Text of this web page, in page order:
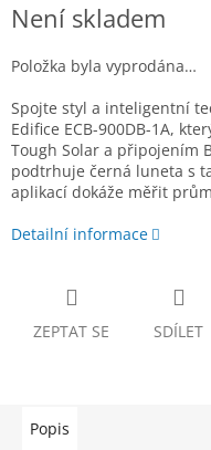
cena:
Není skladem
Položka byla vyprodána…
Spojte styl a inteligentní
Edifice ECB-900DB-1A,
Tough Solar a připojením
podtrhuje černá luneta s
aplikací dokáže měřit
Detailní informace
ZEPTAT SE SDÍLET
Popis